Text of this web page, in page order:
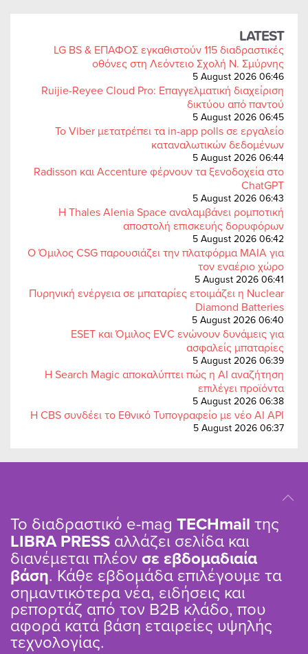
LATEST
LG BS & ΕΠΑΦΟΣ εγκαθιστούν 115 διαδραστικές
οθόνες στη Λεόντειο Σχολή Ν. Σμύρνης
5 August 2026 06:46
Ruijie-Reyee Cloud Pro: Επαγγελματική διαχείριση
δικτύου από παντού
5 August 2026 06:45
Το Viber μετατρέπει τα in-app polls σε εργαλείο
καταναλωτικών δεδομένων
5 August 2026 06:44
Radisson και Accenture φέρνουν τα ξενοδοχεία στο
ChatGPT
5 August 2026 06:43
Η Thales Alenia Space αναλαμβάνει ρομποτική
αποστολή επισκευής δορυφόρων
5 August 2026 06:42
Ο Όμιλος CSG παρουσιάζει την πλατφόρμα MAIA για
τον εναέριο χώρο
5 August 2026 06:41
Πυρηνική ενέργεια σε μπαταρίες ετοιμάζει η Nuclear
Diamond Batteries
5 August 2026 06:40
ESET και Όμιλος EVC ενώνουν δυνάμεις για
ασφαλείς μπαταρίες
5 August 2026 06:39
Η Search Magic αποκαλύπτει πώς η AI αναζήτηση
επιλέγει προϊόντα
5 August 2026 06:38
Η CBS συνδέει το Εθνικό Τυπογραφείο με νέο AI API
5 August 2026 06:37
Το διαδραστικό e-mag TΕCHmail της
LIBRA PRESS αλλάζει σελίδα και
διανέμεται πλέον σε εβδομαδιαία
βάση. Κάθε εβδομάδα επιλέγουμε τα
σημαντικότερα νέα, ειδήσεις και
ρεπορτάζ από τον B2B κλάδο, που
αφορά κατά βάση εταιρείες υψηλής
τεχνολογίας.